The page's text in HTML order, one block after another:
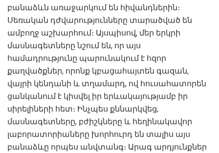
բանաձևն առաջարկում են հիվանդներին։
Սեռական դժվարությունները տարածված են
ամբողջ աշխարհում։ Այսպիսով, մեր երկրի
մասնագետները նշում են, որ այս
համադրությունը պարունակում է հզոր
քաղվածքներ, որոնք կբացահայտեն գազան,
վայրի կենդանի և տղամարդ, ով հուսահատորեն
ցանկանում է կիսվել իր երևակայությամբ իր
սիրելիների հետ։ Ինչպես քննարկվեց,
մասնագետները, բժիշկները և հեղինակավոր
լաբորատորիաները խորհուրդ են տալիս այս
բանաձևը որպես անվտանգ։ Արագ արդյունքներ